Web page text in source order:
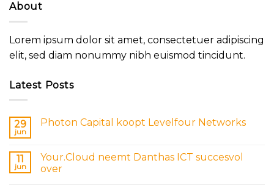
About
Lorem ipsum dolor sit amet, consectetuer adipiscing
elit, sed diam nonummy nibh euismod tincidunt.
Latest Posts
29
jun
Photon Capital koopt Levelfour Networks
11
jun
Your.Cloud neemt Danthas ICT succesvol
over